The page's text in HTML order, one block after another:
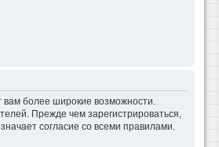
вам более широкие возможности.
Прежде чем зарегистрироваться,
согласие со всеми правилами.